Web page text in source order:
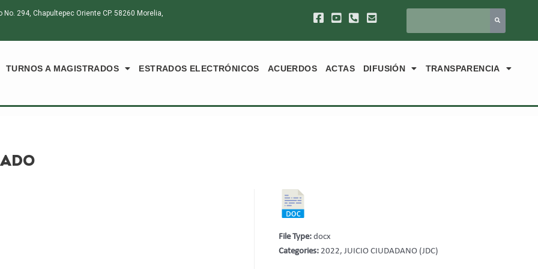
294, Chapultepec Oriente CP. 58260 Morelia,
TURNOS A MAGISTRADOS ESTRADOS ELECTRÓNICOS ACUERDOS ACTAS DIFUSIÓN TRANSPARENCIA
File Type:docx
Categories:2022, JUICIO CIUDADANO (JDC)